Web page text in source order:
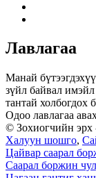
Лавлагаа
Манай
зүйл байвал
тантай холбогдох
Одоо лавлагаа
© Зохиогчийн эрх
Халуун шошго,
Цайвар саарал
Саарал боржин